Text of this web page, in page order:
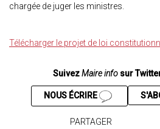
chargée de juger les ministres.
Télécharger le projet de loi
SuivezMaire info sur
NOUS ÉCRIRE
PARTAGER